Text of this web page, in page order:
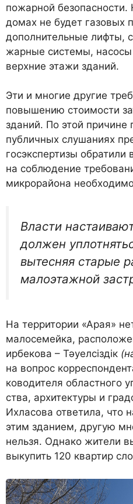
пожарной
домах не будет газовых
дополнительные лифты,
жарные системы,
верхние этажи зданий.
Эти и многие другие
повышению стоимости
зданий. По этой причине
публичных слушаниях
госэкспертизы обратили
на соблюдение
микрорайона
Власти
должен
вытесняя старые
малоэтажной
На территории «Арая»
малосемейка,
ирбекова – Тәуелсіздік
на вопрос
ководителя областного
ства, архитектуры и
Ихласова ответила, что
этим зданием, другую
нельзя. Однако жители
выкупить 120 квартир